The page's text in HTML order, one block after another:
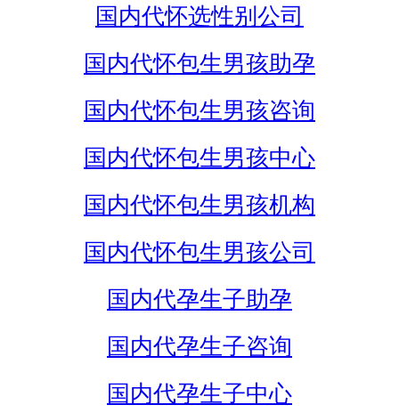
国内代怀选性别公司
国内代怀包生男孩助孕
国内代怀包生男孩咨询
国内代怀包生男孩中心
国内代怀包生男孩机构
国内代怀包生男孩公司
国内代孕生子助孕
国内代孕生子咨询
国内代孕生子中心